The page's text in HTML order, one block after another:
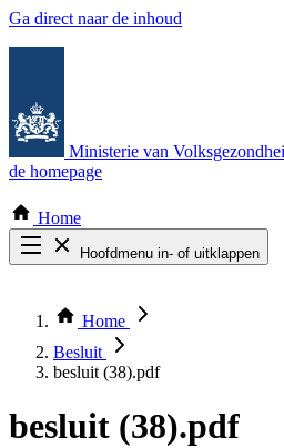
Ga direct naar de inhoud
Ministerie van
de homepage
Home
Hoofdmenu in- of uitklappen
Thema COVID-19
Bekijk per bestuursorgaan
Home
Besluit
besluit (38).pdf
besluit (38).pdf